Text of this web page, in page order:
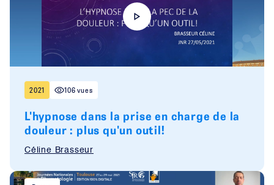
2021 106 vues
L'hypnose dans la prise en charge de la
douleur : plus qu'un outil!
Céline Brasseur